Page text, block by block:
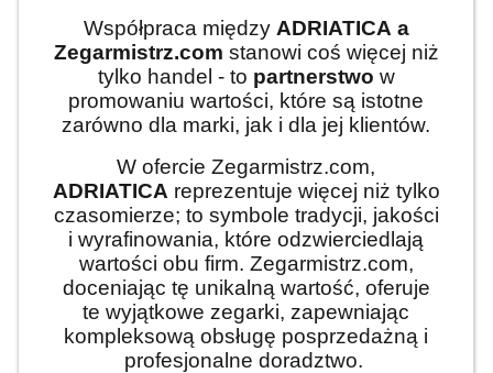
Współpraca między ADRIATICA a
Zegarmistrz.com stanowi coś więcej niż
tylko handel - to partnerstwo w
promowaniu wartości, które są istotne
zarówno dla marki, jak i dla jej klientów.
W ofercie Zegarmistrz.com,
ADRIATICA reprezentuje więcej niż tylko
czasomierze; to symbole tradycji, jakości
i wyrafinowania, które odzwierciedlają
wartości obu firm. Zegarmistrz.com,
doceniając tę unikalną wartość, oferuje
te wyjątkowe zegarki, zapewniając
kompleksową obsługę posprzedażną i
profesjonalne doradztwo.